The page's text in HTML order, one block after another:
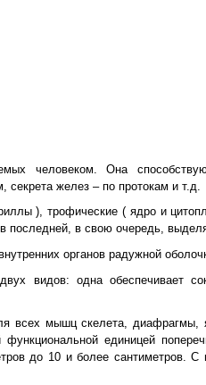
человеком. Она
желез – по протокам и т.д.
), трофические ( ядро и
последней, в свою очередь,
органов радужной
видов: одна обеспечивает
всех мышц скелета,
единицей
до 10 и более сантиметров. С